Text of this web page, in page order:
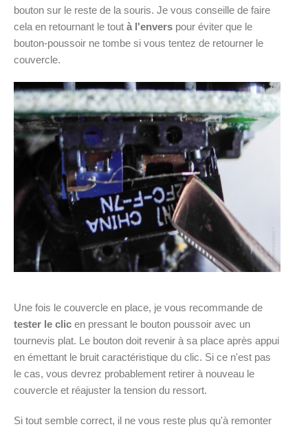
bouton sur le reste de la souris. Je vous conseille de faire
cela en retournant le tout à l'envers pour éviter que le
bouton-poussoir ne tombe si vous tentez de retourner le
couvercle.
Une fois le couvercle en place, je vous recommande de
tester le clic en pressant le bouton poussoir avec un
tournevis plat. Le bouton doit revenir à sa place après appui
en émettant le bruit caractéristique du clic. Si ce n'est pas
le cas, vous devrez probablement retirer à nouveau le
couvercle et réajuster la tension du ressort.
Si tout semble correct, il ne vous reste plus qu'à remonter